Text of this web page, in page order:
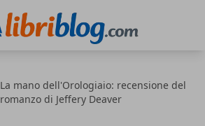
La mano dell'Orologiaio: recensione del
romanzo di Jeffery Deaver